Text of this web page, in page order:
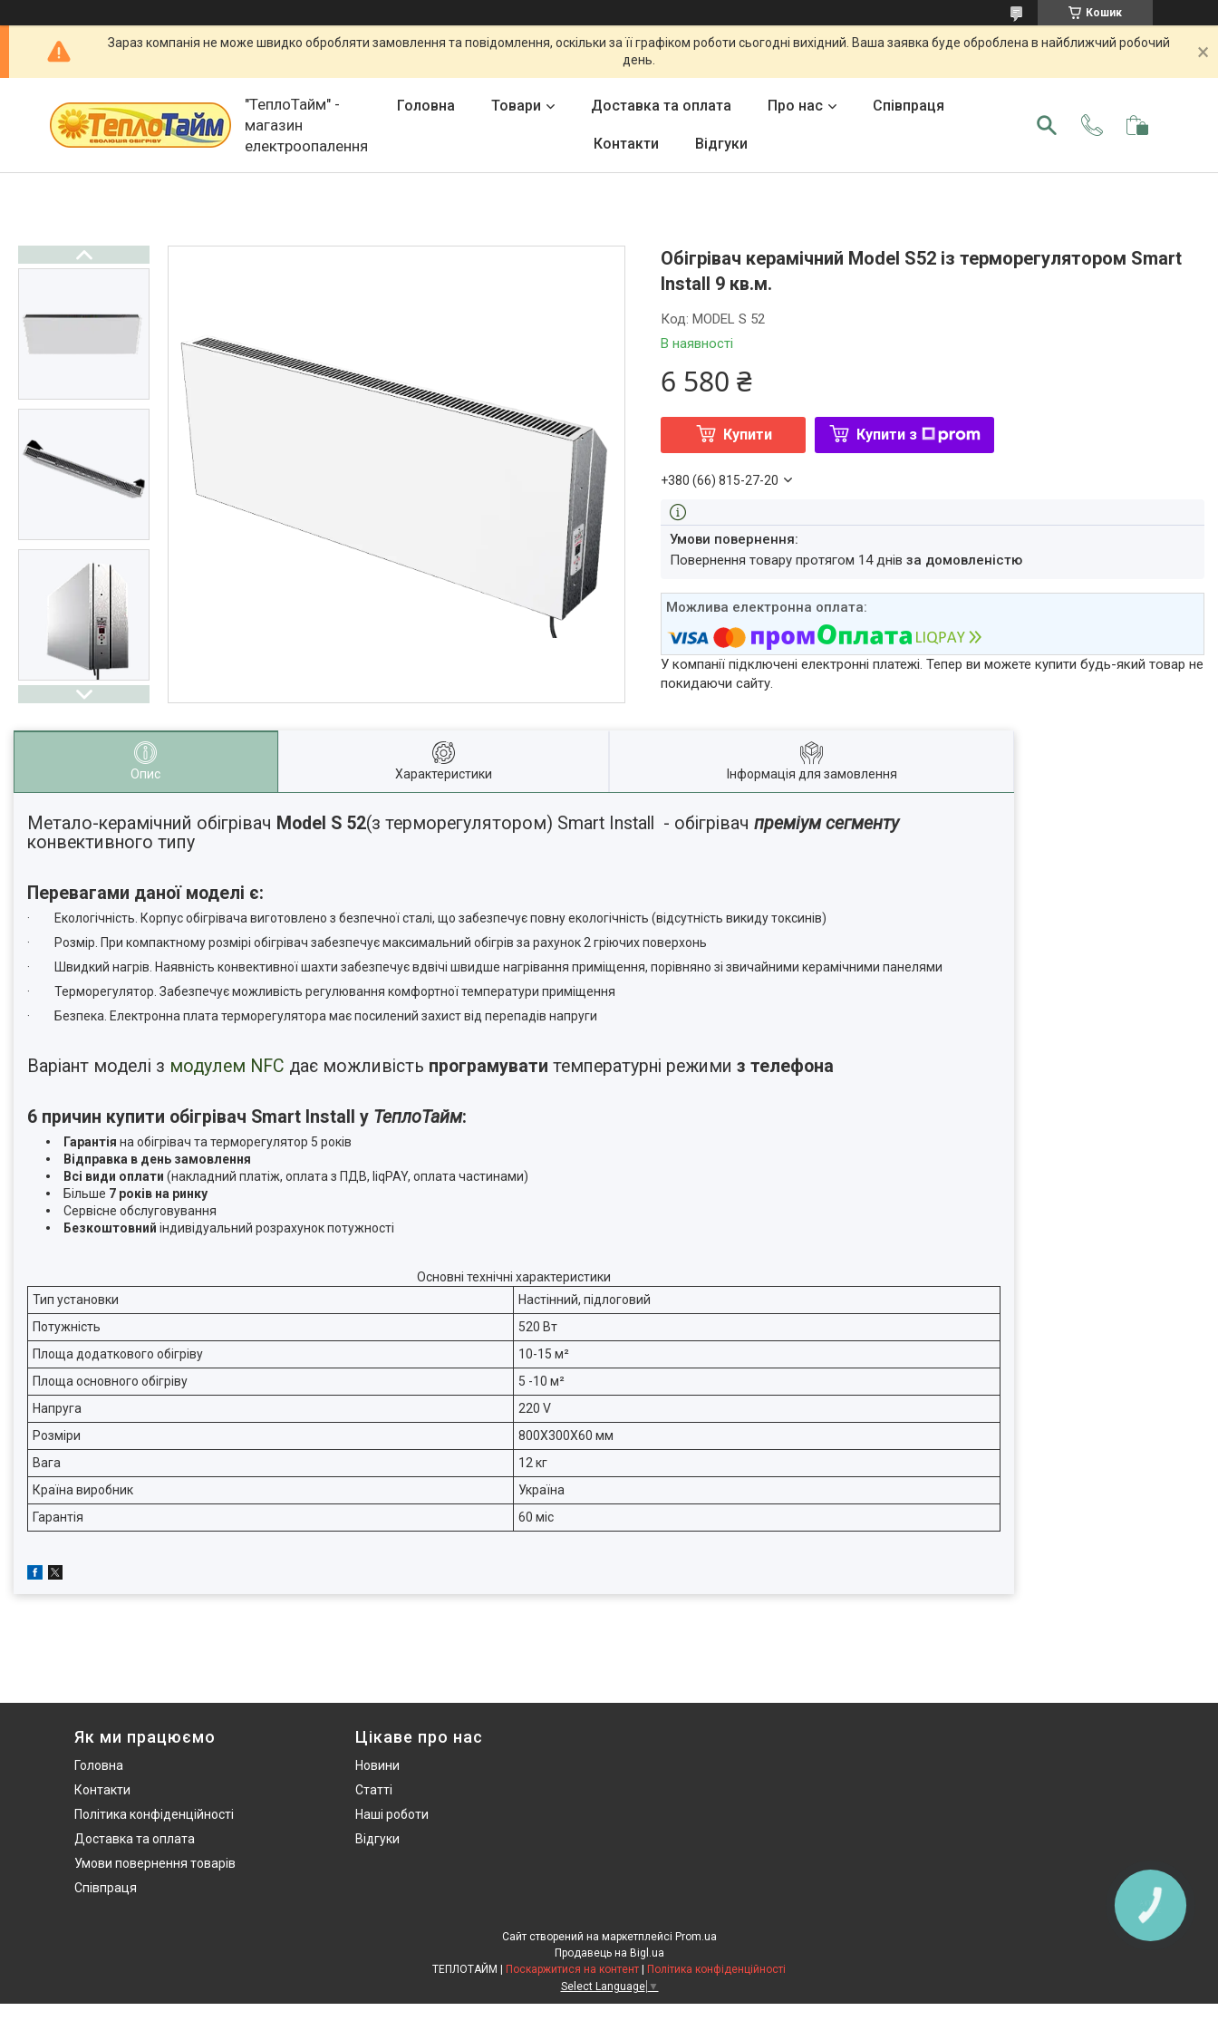
Кошик
Зараз компанія не може швидко обробляти замовлення та повідомлення, оскільки за її графіком роботи сьогодні вихідний. Ваша заявка буде оброблена в найближчий робочий
день.
"ТеплоТайм" -
магазин
електроопалення
Головна Товари Доставка та оплата Про нас Співпраця
Контакти Відгуки
Обігрівач керамічний Model S52 із терморегулятором Smart
Install 9 кв.м.
В наявності
Код:MODEL S 52
6 580 ₴
Купити Купити з
+380 (66) 815-27-20
повернення товару протягом 14 днівза домовленістю
У компанії підключені електронні платежі. Тепер ви можете купити будь-який товар не
покидаючи сайту.
Опис Характеристики Інформація для замовлення
Метало-керамічний обігрівач Model S 52(з терморегулятором) Smart Install - обігрівач преміум сегменту
конвективного типу
Перевагами даної моделі є:
· Екологічність. Корпус обігрівача виготовлено з безпечної сталі, що забезпечує повну екологічність (відсутність викиду токсинів)
· Розмір. При компактному розмірі обігрівач забезпечує максимальний обігрів за рахунок 2 гріючих поверхонь
· Швидкий нагрів. Наявність конвективної шахти забезпечує вдвічі швидше нагрівання приміщення, порівняно зі звичайними керамічними панелями
· Терморегулятор. Забезпечує можливість регулювання комфортної температури приміщення
· Безпека. Електронна плата терморегулятора має посилений захист від перепадів напруги
Варіант моделі з модулем NFC дає можливість програмувати температурні режими з телефона
6 причин купити обігрівач Smart Install у ТеплоТайм:
Гарантія на обігрівач та терморегулятор 5 років
Відправка в день замовлення
Всі види оплати (накладний платіж, оплата з ПДВ, liqPAY, оплата частинами)
Більше 7 років на ринку
Сервісне обслуговування
Безкоштовний індивідуальний розрахунок потужності
Основні технічні характеристики
Тип установки
Настінний, підлоговий
Потужність
520 Вт
Площа додаткового обігріву
10-15 м²
Площа основного обігріву
5 -10 м²
Напруга
220 V
Розміри
800Х300Х60 мм
Вага
12 кг
Країна виробник
Україна
Гарантія
60 міс
Як ми працюємо
Головна
Контакти
Політика конфіденційності
Доставка та оплата
Умови повернення товарів
Співпраця
Цікаве про нас
Новини
Статті
Наші роботи
Відгуки
Сайт створений на маркетплейсі Prom.ua
Продавець на Bigl.ua
ТЕПЛОТАЙМ | Поскаржитися на контент | Політика конфіденційності
Select Language ▼
КНОПКА
ЗВ'ЯЗКУ